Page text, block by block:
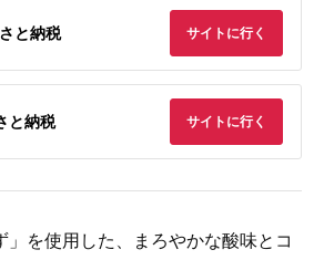
と納税 サイトに行く
と納税 サイトに行く
」を使用した、まろやかな酸味とコ